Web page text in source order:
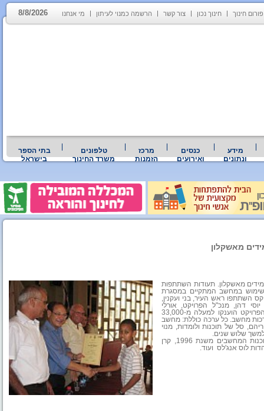
פורום חינוך חינוך נכון צור קשר הרשמה כמנוי לעיתון מי אנחנו 8/8/2026
מידע
ונתונים
כנסים
ואירועים
מרכז
הזמנות
טלפונים
משרד החינוך
בתי הספר
בישראל
מאשקלון. תעודות השתתפות
השימוש במחשב המתקיים במסגרת
השתתפו ראש העיר, בני ועקנין,
דהן, מנכ"ל הפרויקט, אורלי
בשנות פעילות הפרויקט הוענקו למעלה מ-33,000
ב-165 ישובים ברחבי הארץ. באשקלון חולקו עד כה 1,277 ערכות מחשב. כל ערכה כוללת: מחשב
ולהוריהם, סל של תוכנות ולומדות, מנוי
שלוש שנים.
בין התורמים המרכזיים לפרויקט: מיקרוסופט ישראל, שתורמת את כל תוכנות המחשבים משנת 1996, קרן
לוס אנג'לס ועוד.